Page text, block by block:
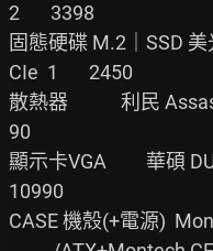
2       3398
固態硬碟 M.2｜SSD
CIe  1       2450
散熱器            利民
90
顯示卡VGA         華碩
10990
CASE 機殼(+電源)